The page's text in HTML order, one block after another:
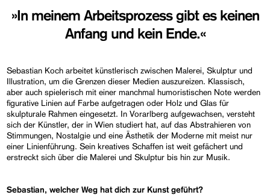
»In meinem Arbeitsprozess gibt es keinen
Anfang und kein Ende.«
Sebastian Koch arbeitet künstlerisch zwischen Malerei, Skulptur und
Illustration, um die Grenzen dieser Medien auszureizen. Klassisch,
aber auch spielerisch mit einer manchmal humoristischen Note werden
figurative Linien auf Farbe aufgetragen oder Holz und Glas für
skulpturale Rahmen eingesetzt. In Vorarlberg aufgewachsen, versteht
sich der Künstler, der in Wien studiert hat, auf das Abstrahieren von
Stimmungen, Nostalgie und eine Ästhetik der Moderne mit meist nur
einer Linienführung. Sein kreatives Schaffen ist weit gefächert und
erstreckt sich über die Malerei und Skulptur bis hin zur Musik.
Sebastian, welcher Weg hat dich zur Kunst geführt?